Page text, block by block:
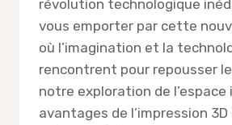
révolution technologique
vous emporter par cette
où l’imagination et la
rencontrent pour repousser
notre exploration de l’espace
avantages de l’impression 3D